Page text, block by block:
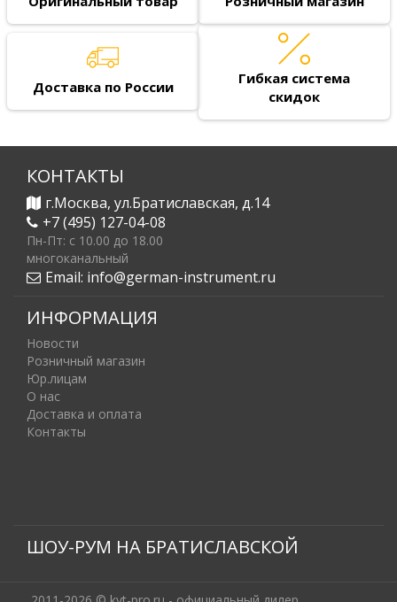
Доставка по России
Гибкая система
скидок
КОНТАКТЫ
г.Москва, ул.Братиславская, д.14
+7 (495) 127-04-08
Пн-Пт: c 10.00 до 18.00
многоканальный
Email: info@german-instrument.ru
ИНФОРМАЦИЯ
Новости
Розничный магазин
Юр.лицам
О нас
Доставка и оплата
Контакты
ШОУ-РУМ НА БРАТИСЛАВСКОЙ